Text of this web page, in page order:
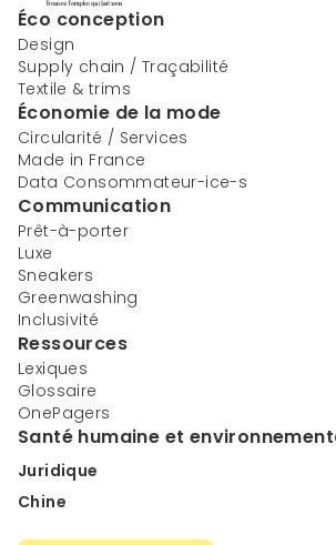
Éco conception
Design
Supply chain / Traçabilité
Textile & trims
Économie de la mode
Circularité / Services
Made in France
Data Consommateur-ice-s
Communication
Prêt-à-porter
Luxe
Sneakers
Greenwashing
Inclusivité
Ressources
Lexiques
Glossaire
OnePagers
Santé humaine et
Juridique
Chine